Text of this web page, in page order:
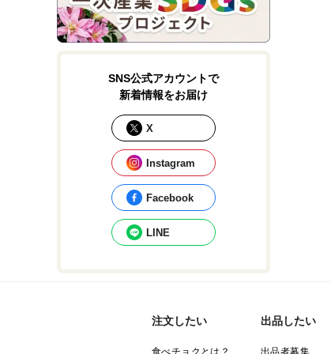
SNS公式アカウントで
新着情報をお届け
X
Instagram
Facebook
LINE
注文したい 出品したい